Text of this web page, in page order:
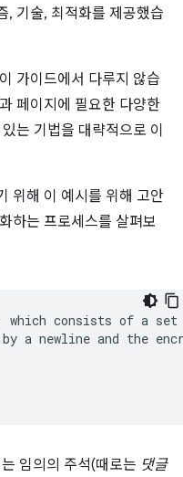
, 기술, 최적화를 제공했습
가이드에서 다루지 않습
페이지에 필요한 다양한
는 기법을 대략적으로 이
위해 이 예시를 위해 고안
하는 프로세스를 살펴보
which consists of a
a newline and the
임의의 주석(때로는 댓글